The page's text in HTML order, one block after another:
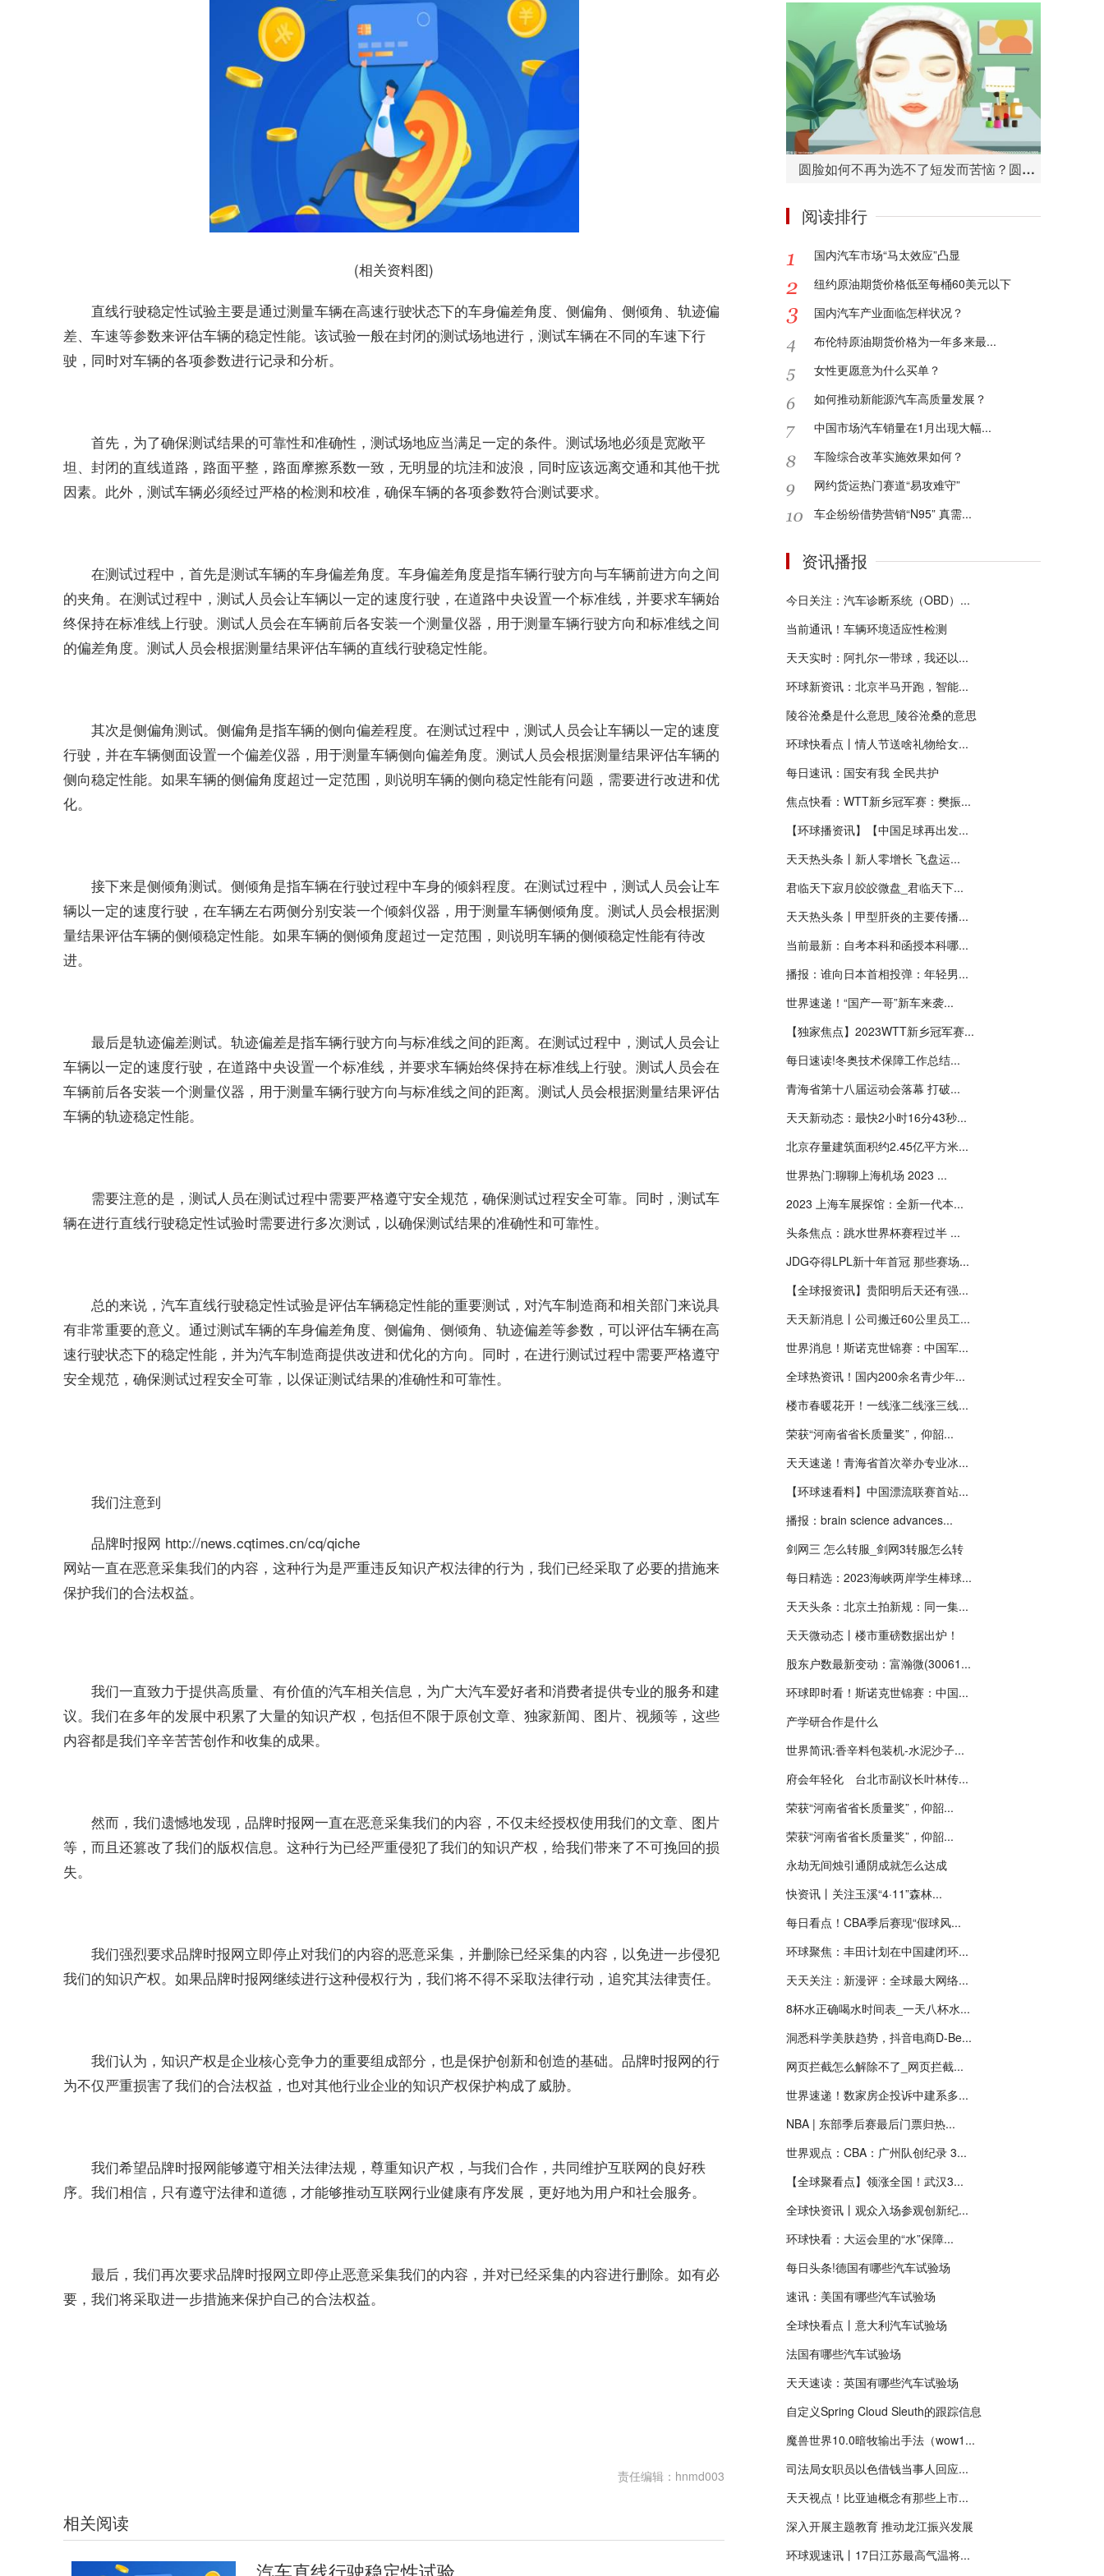
(相关资料图)
直线行驶稳定性试验主要是通过测量车辆在高速行驶状态下的车身偏差角度、侧偏角、侧倾角、轨迹偏
差、车速等参数来评估车辆的稳定性能。该试验一般在封闭的测试场地进行，测试车辆在不同的车速下行
驶，同时对车辆的各项参数进行记录和分析。
首先，为了确保测试结果的可靠性和准确性，测试场地应当满足一定的条件。测试场地必须是宽敞平
坦、封闭的直线道路，路面平整，路面摩擦系数一致，无明显的坑洼和波浪，同时应该远离交通和其他干扰
因素。此外，测试车辆必须经过严格的检测和校准，确保车辆的各项参数符合测试要求。
在测试过程中，首先是测试车辆的车身偏差角度。车身偏差角度是指车辆行驶方向与车辆前进方向之间
的夹角。在测试过程中，测试人员会让车辆以一定的速度行驶，在道路中央设置一个标准线，并要求车辆始
终保持在标准线上行驶。测试人员会在车辆前后各安装一个测量仪器，用于测量车辆行驶方向和标准线之间
的偏差角度。测试人员会根据测量结果评估车辆的直线行驶稳定性能。
其次是侧偏角测试。侧偏角是指车辆的侧向偏差程度。在测试过程中，测试人员会让车辆以一定的速度
行驶，并在车辆侧面设置一个偏差仪器，用于测量车辆侧向偏差角度。测试人员会根据测量结果评估车辆的
侧向稳定性能。如果车辆的侧偏角度超过一定范围，则说明车辆的侧向稳定性能有问题，需要进行改进和优
化。
接下来是侧倾角测试。侧倾角是指车辆在行驶过程中车身的倾斜程度。在测试过程中，测试人员会让车
辆以一定的速度行驶，在车辆左右两侧分别安装一个倾斜仪器，用于测量车辆侧倾角度。测试人员会根据测
量结果评估车辆的侧倾稳定性能。如果车辆的侧倾角度超过一定范围，则说明车辆的侧倾稳定性能有待改
进。
最后是轨迹偏差测试。轨迹偏差是指车辆行驶方向与标准线之间的距离。在测试过程中，测试人员会让
车辆以一定的速度行驶，在道路中央设置一个标准线，并要求车辆始终保持在标准线上行驶。测试人员会在
车辆前后各安装一个测量仪器，用于测量车辆行驶方向与标准线之间的距离。测试人员会根据测量结果评估
车辆的轨迹稳定性能。
需要注意的是，测试人员在测试过程中需要严格遵守安全规范，确保测试过程安全可靠。同时，测试车
辆在进行直线行驶稳定性试验时需要进行多次测试，以确保测试结果的准确性和可靠性。
总的来说，汽车直线行驶稳定性试验是评估车辆稳定性能的重要测试，对汽车制造商和相关部门来说具
有非常重要的意义。通过测试车辆的车身偏差角度、侧偏角、侧倾角、轨迹偏差等参数，可以评估车辆在高
速行驶状态下的稳定性能，并为汽车制造商提供改进和优化的方向。同时，在进行测试过程中需要严格遵守
安全规范，确保测试过程安全可靠，以保证测试结果的准确性和可靠性。
我们注意到
品牌时报网 http://news.cqtimes.cn/cq/qiche
网站一直在恶意采集我们的内容，这种行为是严重违反知识产权法律的行为，我们已经采取了必要的措施来
保护我们的合法权益。
我们一直致力于提供高质量、有价值的汽车相关信息，为广大汽车爱好者和消费者提供专业的服务和建
议。我们在多年的发展中积累了大量的知识产权，包括但不限于原创文章、独家新闻、图片、视频等，这些
内容都是我们辛辛苦苦创作和收集的成果。
然而，我们遗憾地发现，品牌时报网一直在恶意采集我们的内容，不仅未经授权使用我们的文章、图片
等，而且还篡改了我们的版权信息。这种行为已经严重侵犯了我们的知识产权，给我们带来了不可挽回的损
失。
我们强烈要求品牌时报网立即停止对我们的内容的恶意采集，并删除已经采集的内容，以免进一步侵犯
我们的知识产权。如果品牌时报网继续进行这种侵权行为，我们将不得不采取法律行动，追究其法律责任。
我们认为，知识产权是企业核心竞争力的重要组成部分，也是保护创新和创造的基础。品牌时报网的行
为不仅严重损害了我们的合法权益，也对其他行业企业的知识产权保护构成了威胁。
我们希望品牌时报网能够遵守相关法律法规，尊重知识产权，与我们合作，共同维护互联网的良好秩
序。我们相信，只有遵守法律和道德，才能够推动互联网行业健康有序发展，更好地为用户和社会服务。
最后，我们再次要求品牌时报网立即停止恶意采集我们的内容，并对已经采集的内容进行删除。如有必
要，我们将采取进一步措施来保护自己的合法权益。
责任编辑：hnmd003
相关阅读
圆脸如何不再为选不了短发而苦恼？圆脸适合的短发造型有哪些？
阅读排行
国内汽车市场“马太效应”凸显
纽约原油期货价格低至每桶60美元以下
国内汽车产业面临怎样状况？
布伦特原油期货价格为一年多来最...
女性更愿意为什么买单？
如何推动新能源汽车高质量发展？
中国市场汽车销量在1月出现大幅...
车险综合改革实施效果如何？
网约货运热门赛道“易攻难守”
车企纷纷借势营销“N95” 真需...
资讯播报
今日关注：汽车诊断系统（OBD）...
当前通讯！车辆环境适应性检测
天天实时：阿扎尔一带球，我还以...
环球新资讯：北京半马开跑，智能...
陵谷沧桑是什么意思_陵谷沧桑的意思
环球快看点丨情人节送啥礼物给女...
每日速讯：国安有我 全民共护
焦点快看：WTT新乡冠军赛：樊振...
【环球播资讯】【中国足球再出发...
天天热头条丨新人零增长 飞盘运...
君临天下寂月皎皎微盘_君临天下...
天天热头条丨甲型肝炎的主要传播...
当前最新：自考本科和函授本科哪...
播报：谁向日本首相投弹：年轻男...
世界速递！“国产一哥”新车来袭...
【独家焦点】2023WTT新乡冠军赛...
每日速读!冬奥技术保障工作总结...
青海省第十八届运动会落幕 打破...
天天新动态：最快2小时16分43秒...
北京存量建筑面积约2.45亿平方米...
世界热门:聊聊上海机场 2023 ...
2023 上海车展探馆：全新一代本...
头条焦点：跳水世界杯赛程过半 ...
JDG夺得LPL新十年首冠 那些赛场...
【全球报资讯】贵阳明后天还有强...
天天新消息丨公司搬迁60公里员工...
世界消息！斯诺克世锦赛：中国军...
全球热资讯！国内200余名青少年...
楼市春暖花开！一线涨二线涨三线...
荣获“河南省省长质量奖”，仰韶...
天天速递！青海省首次举办专业冰...
【环球速看料】中国漂流联赛首站...
播报：brain science advances...
剑网三 怎么转服_剑网3转服怎么转
每日精选：2023海峡两岸学生棒球...
天天头条：北京土拍新规：同一集...
天天微动态丨楼市重磅数据出炉！
股东户数最新变动：富瀚微(30061...
环球即时看！斯诺克世锦赛：中国...
产学研合作是什么
世界简讯:香辛料包装机-水泥沙子...
府会年轻化 台北市副议长叶林传...
荣获“河南省省长质量奖”，仰韶...
荣获“河南省省长质量奖”，仰韶...
永劫无间烛引通阴成就怎么达成
快资讯丨关注玉溪“4·11”森林...
每日看点！CBA季后赛现“假球风...
环球聚焦：丰田计划在中国建闭环...
天天关注：新漫评：全球最大网络...
8杯水正确喝水时间表_一天八杯水...
洞悉科学美肤趋势，抖音电商D-Be...
网页拦截怎么解除不了_网页拦截...
世界速递！数家房企投诉中建系多...
NBA | 东部季后赛最后门票归热...
世界观点：CBA：广州队创纪录 3...
【全球聚看点】领涨全国！武汉3...
全球快资讯丨观众入场参观创新纪...
环球快看：大运会里的“水”保障...
每日头条!德国有哪些汽车试验场
速讯：美国有哪些汽车试验场
全球快看点丨意大利汽车试验场
法国有哪些汽车试验场
天天速读：英国有哪些汽车试验场
自定义Spring Cloud Sleuth的跟踪信息
魔兽世界10.0暗牧输出手法（wow1...
司法局女职员以色借钱当事人回应...
天天视点！比亚迪概念有那些上市...
深入开展主题教育 推动龙江振兴发展
环球观速讯丨17日江苏最高气温将...